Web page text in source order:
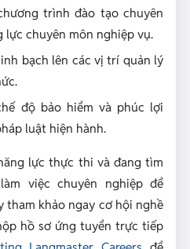
trình đào tạo chuyên
lực chuyên môn nghiệp vụ.
bạch lên các vị trí quản lý
độ bảo hiểm và phúc lợi
luật hiện hành.
lực thực thi và đang tìm
việc chuyên nghiệp để
tham khảo ngay cơ hội nghề
hồ sơ ứng tuyển trực tiếp